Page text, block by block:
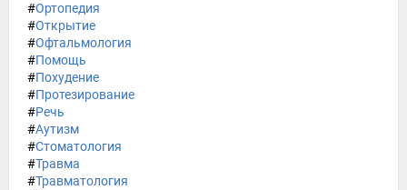
#Ортопедия
#Открытие
#Офтальмология
#Помощь
#Похудение
#Протезирование
#Речь
#Аутизм
#Стоматология
#Травма
#Травматология